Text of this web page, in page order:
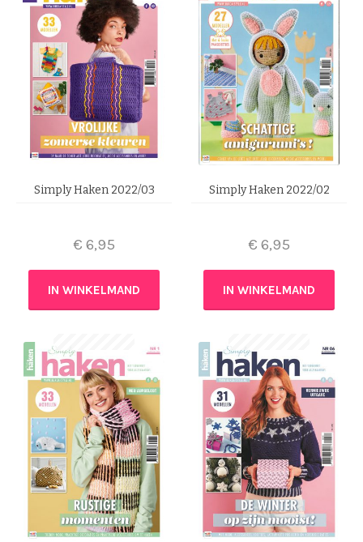
Simply Haken 2022/03
€ 6,95
IN WINKELMAND
Simply Haken 2022/02
€ 6,95
IN WINKELMAND